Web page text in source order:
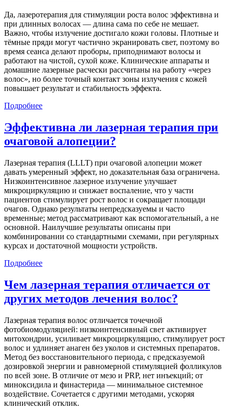
Да, лазеротерапия для стимуляции роста волос эффективна и
при длинных волосах — длина сама по себе не мешает.
Важно, чтобы излучение достигало кожи головы. Плотные и
тёмные пряди могут частично экранировать свет, поэтому во
время сеанса делают проборы, приподнимают волосы и
работают на чистой, сухой коже. Клинические аппараты и
домашние лазерные расчески рассчитаны на работу «через
волос», но более точный контакт зоны излучения с кожей
повышает результат и стабильность эффекта.
Подробнее
Эффективна ли лазерная терапия при
очаговой алопеции?
Лазерная терапия (LLLT) при очаговой алопеции может
давать умеренный эффект, но доказательная база ограничена.
Низкоинтенсивное лазерное излучение улучшает
микроциркуляцию и снижает воспаление, что у части
пациентов стимулирует рост волос и сокращает площади
очагов. Однако результаты непредсказуемы и часто
временные; метод рассматривают как вспомогательный, а не
основной. Наилучшие результаты описаны при
комбинировании со стандартными схемами, при регулярных
курсах и достаточной мощности устройств.
Подробнее
Чем лазерная терапия отличается от
других методов лечения волос?
Лазерная терапия волос отличается точечной
фотобиомодуляцией: низкоинтенсивный свет активирует
митохондрии, усиливает микроциркуляцию, стимулирует рост
волос и удлиняет анаген без уколов и системных препаратов.
Метод без восстановительного периода, с предсказуемой
дозировкой энергии и равномерной стимуляцией фолликулов
по всей зоне. В отличие от мезо и PRP, нет инъекций; от
миноксидила и финастерида — минимальное системное
воздействие. Сочетается с другими методами, ускоряя
клинический отклик.